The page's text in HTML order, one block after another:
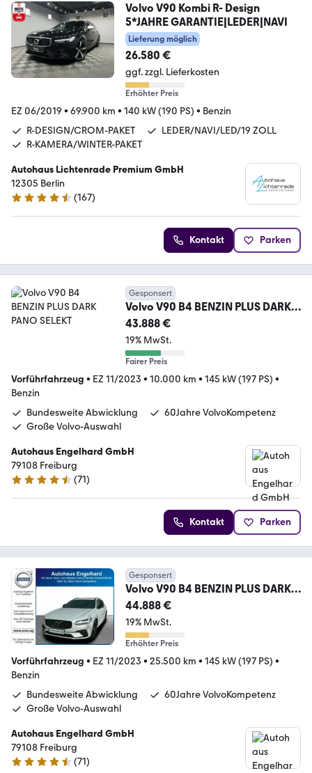
Volvo V90 Kombi R- Design
5*JAHRE GARANTIE|LEDER|NAVI
Lieferung möglich
26.580 €
ggf. zzgl. Lieferkosten
Erhöhter Preis
EZ 06/2019 • 69.900 km • 140 kW (190 PS) • Benzin
R-DESIGN/CROM-PAKET
LEDER/NAVI/LED/19 ZOLL
R-KAMERA/WINTER-PAKET
Autohaus Lichtenrade Premium GmbH
12305 Berlin
4.6 Sterne
(167)
Kontakt Parken
Gesponsert
Volvo V90 B4 BENZIN PLUS DARK
PANO SELEKT
43.888 €
19% MwSt.
Fairer Preis
Vorführfahrzeug • EZ 11/2023 • 10.000 km • 145 kW (197 PS) •
Benzin
Bundesweite Abwicklung
60Jahre VolvoKompetenz
Große Volvo-Auswahl
Autohaus Engelhard GmbH
79108 Freiburg
4.6 Sterne
(71)
Kontakt Parken
Gesponsert
Volvo V90 B4 BENZIN PLUS DARK
PANO SELEKT
44.888 €
19% MwSt.
Erhöhter Preis
Vorführfahrzeug • EZ 11/2023 • 25.500 km • 145 kW (197 PS) •
Benzin
Bundesweite Abwicklung
60Jahre VolvoKompetenz
Große Volvo-Auswahl
Autohaus Engelhard GmbH
79108 Freiburg
4.6 Sterne
(71)